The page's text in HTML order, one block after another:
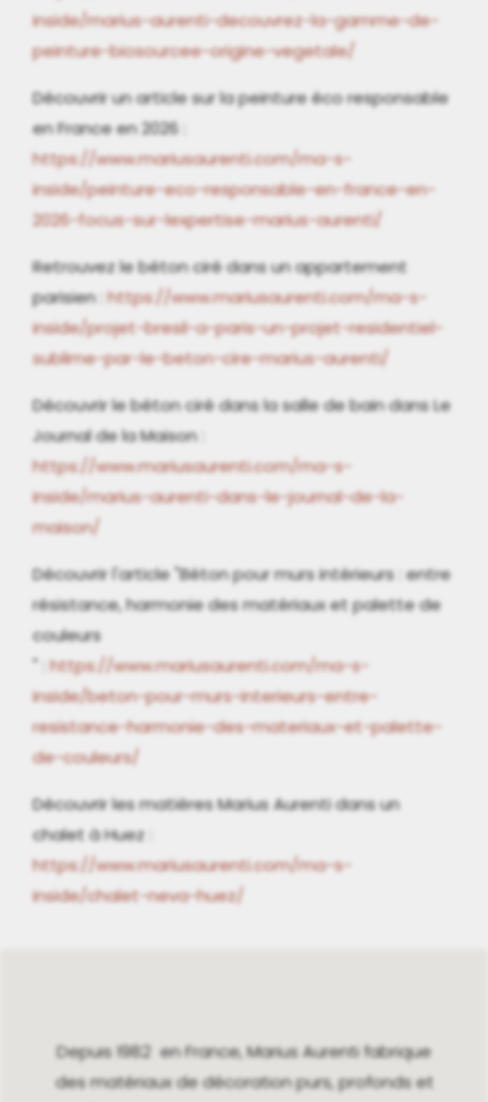
inside/marius-aurenti-decouvrez-la-gamme-de-
peinture-biosourcee-origine-vegetale/
Découvrir un article sur la peinture éco responsable
en France en 2026 :
https://www.mariusaurenti.com/ma-s-
inside/peinture-eco-responsable-en-france-en-
2026-focus-sur-lexpertise-marius-aurenti/
Retrouvez le béton ciré dans un appartement
parisien :https://www.mariusaurenti.com/ma-s-
inside/projet-bresil-a-paris-un-projet-residentiel-
sublime-par-le-beton-cire-marius-aurenti/
Découvrir le béton ciré dans la salle de bain dans Le
Journal de la Maison :
https://www.mariusaurenti.com/ma-s-
inside/marius-aurenti-dans-le-journal-de-la-
maison/
Découvrir l'article "Béton pour murs intérieurs : entre
résistance, harmonie des matériaux et palette de
couleurs
" :https://www.mariusaurenti.com/ma-s-
inside/beton-pour-murs-interieurs-entre-
resistance-harmonie-des-materiaux-et-palette-
de-couleurs/
Découvrir les matières Marius Aurenti dans un
chalet à Huez :
https://www.mariusaurenti.com/ma-s-
inside/chalet-neva-huez/
Depuis 1982 en France, Marius Aurenti fabrique
des matériaux de décoration purs, profonds et